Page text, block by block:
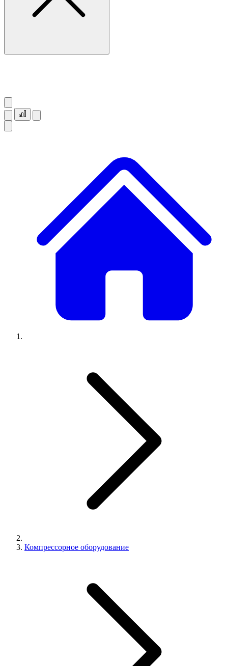
Компрессорное оборудование